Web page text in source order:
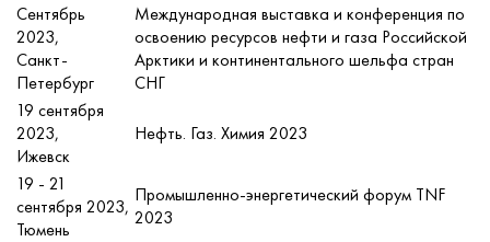
Сентябрь
2023,
Санкт-
Петербург
Международная выставка и конференция по
освоению ресурсов нефти и газа Российской
Арктики и континентального шельфа стран
СНГ
19 сентября
2023,
Ижевск
Нефть. Газ. Химия 2023
19 - 21
сентября 2023,
Тюмень
Промышленно-энергетический форум TNF
2023